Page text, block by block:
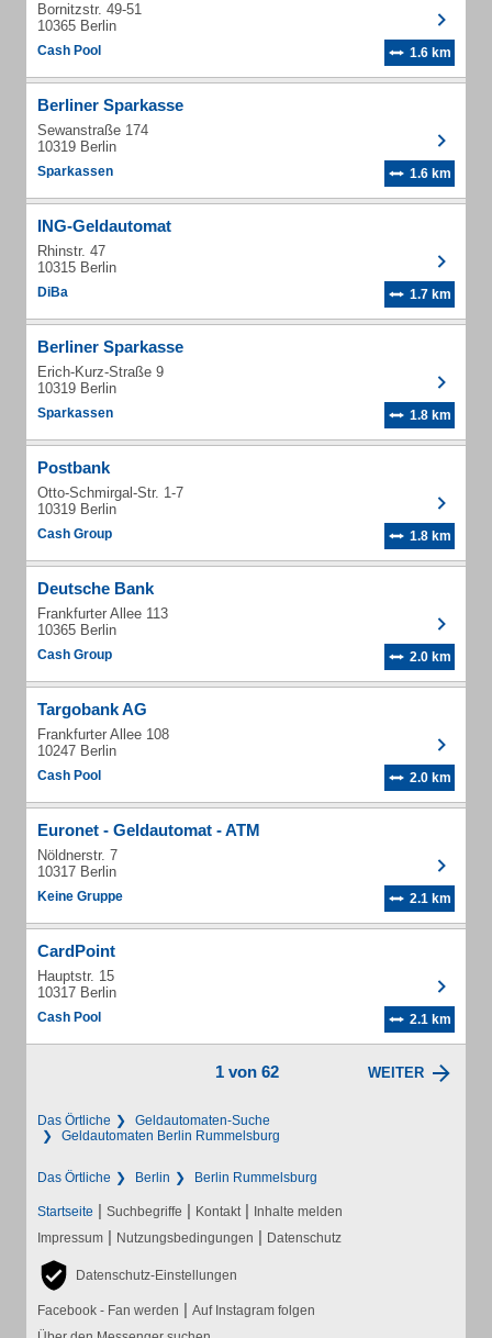
Bornitzstr. 49-51
10365 Berlin
Cash Pool 1.6 km
Berliner Sparkasse
Sewanstraße 174
10319 Berlin
Sparkassen 1.6 km
ING-Geldautomat
Rhinstr. 47
10315 Berlin
DiBa 1.7 km
Berliner Sparkasse
Erich-Kurz-Straße 9
10319 Berlin
Sparkassen 1.8 km
Postbank
Otto-Schmirgal-Str. 1-7
10319 Berlin
Cash Group 1.8 km
Deutsche Bank
Frankfurter Allee 113
10365 Berlin
Cash Group 2.0 km
Targobank AG
Frankfurter Allee 108
10247 Berlin
Cash Pool 2.0 km
Euronet - Geldautomat - ATM
Nöldnerstr. 7
10317 Berlin
Keine Gruppe 2.1 km
CardPoint
Hauptstr. 15
10317 Berlin
Cash Pool 2.1 km
1 von 62 WEITER
Das Örtliche
Geldautomaten-Suche
Geldautomaten Berlin Rummelsburg
Das Örtliche Berlin Berlin Rummelsburg
Startseite | Suchbegriffe | Kontakt | Inhalte melden
Impressum | Nutzungsbedingungen | Datenschutz
Datenschutz-Einstellungen
Facebook - Fan werden | Auf Instagram folgen